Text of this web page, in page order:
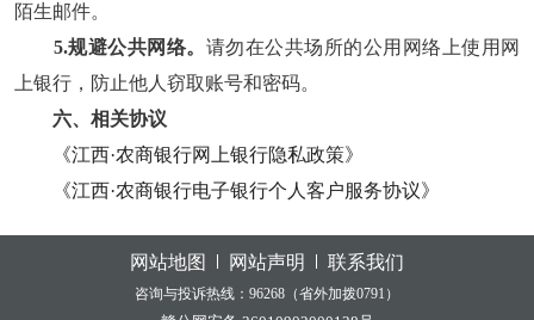
陌生邮件。
5.规避公共网络。 请勿在公共场所的公用网络上使用网
上银行，防止他人窃取账号和密码。
六、相关协议
《江西·农商银行网上银行隐私政策》
《江西·农商银行电子银行个人客户服务协议》
网站地图 网站声明 联系我们
咨询与投诉热线：96268（省外加拨0791）